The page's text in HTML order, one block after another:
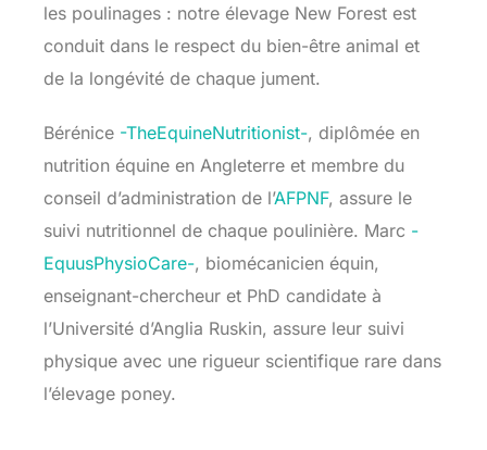
les poulinages : notre élevage New Forest est
conduit dans le respect du bien-être animal et
de la longévité de chaque jument.
Bérénice -TheEquineNutritionist-, diplômée en
nutrition équine en Angleterre et membre du
conseil d’administration de l’AFPNF, assure le
suivi nutritionnel de chaque poulinière. Marc -
EquusPhysioCare-, biomécanicien équin,
enseignant-chercheur et PhD candidate à
l’Université d’Anglia Ruskin, assure leur suivi
physique avec une rigueur scientifique rare dans
l’élevage poney.